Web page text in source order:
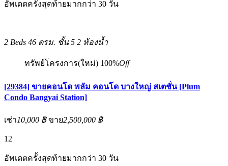
อัพเดตครั้งสุดท้ายมากกว่า 30 วัน
2 Beds 46 ตรม. ชั้น 5 2 ห้องน้ำ
ทรัพย์โครงการ(ใหม่) 100%Off
[29384] ขายคอนโด พลัม คอนโด บางใหญ่ สเตชั่น [Plum
Condo Bangyai Station]
เช่า10,000 ฿ ขาย2,500,000 ฿
12
อัพเดตครั้งสุดท้ายมากกว่า 30 วัน